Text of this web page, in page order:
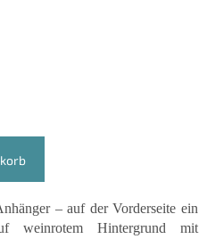
– auf der Vorderseite ein
weinrotem Hintergrund mit